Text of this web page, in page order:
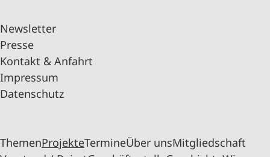
Newsletter
Presse
Kontakt & Anfahrt
Impressum
Datenschutz
ThemenProjekteTermineÜber unsMitgliedschaft